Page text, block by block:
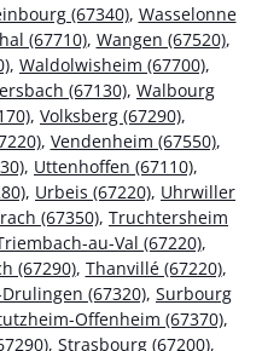
(67340), Wasselonne
(67710), Wangen (67520),
, Waldolwisheim (67700),
(67130), Walbourg
, Volksberg (67290),
, Vendenheim (67550),
, Uttenhoffen (67110),
, Urbeis (67220), Uhrwiller
(67350), Truchtersheim
au-Val (67220),
(67290), Thanvillé (67220),
(67320), Surbourg
Offenheim (67370),
, Strasbourg (67200),